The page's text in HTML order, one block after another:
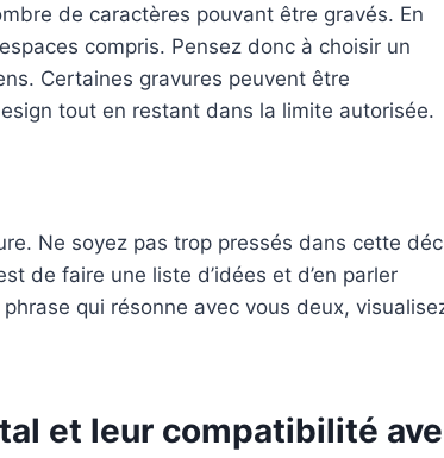
de caractères pouvant être gravés. En
compris. Pensez donc à choisir un
Certaines gravures peuvent être
tout en restant dans la limite autorisée.
Ne soyez pas trop pressés dans cette
de faire une liste d’idées et d’en parler
qui résonne avec vous deux,
et leur compatibilité